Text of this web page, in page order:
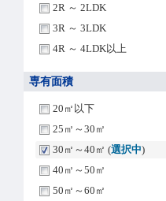
2R ～ 2LDK
3R ～ 3LDK
4R ～ 4LDK以上
専有面積
20㎡以下
25㎡～30㎡
30㎡～40㎡ (選択中)
40㎡～50㎡
50㎡～60㎡